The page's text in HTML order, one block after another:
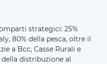
strategici: 25%
80% della pesca, oltre il
a Bcc, Casse Rurali e
della distribuzione al